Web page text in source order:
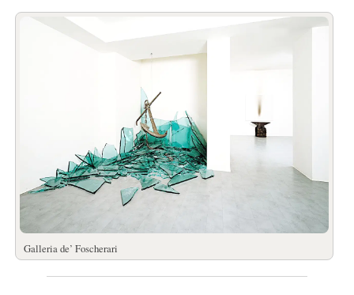
Galleria de’ Foscherari